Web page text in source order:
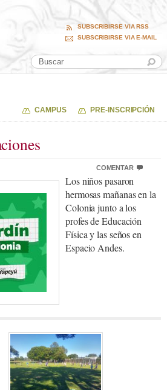
SUBSCRIBIRSE VIA RSS
SUBSCRIBIRSE VIA E-MAIL
CAMPUS PRE-INSCRIPCIÓN
COMENTAR
Los niños pasaron
hermosas mañanas en la
Colonia junto a los
profes de Educación
Física y las seños en
Espacio Andes.